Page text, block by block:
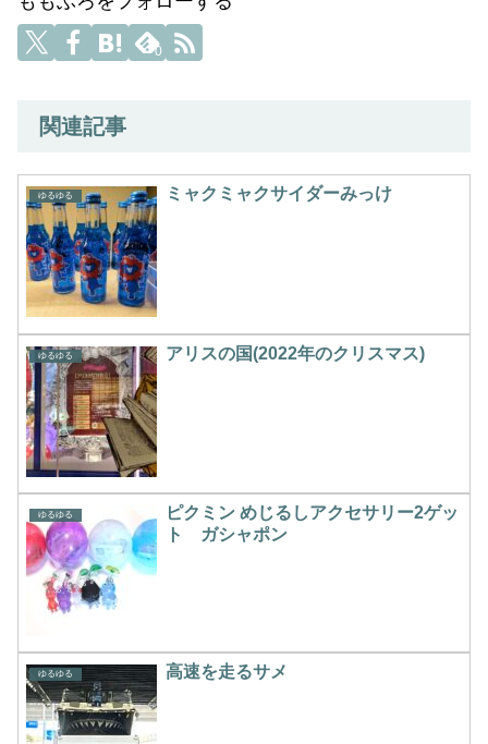
0
関連記事
ゆるゆる ミャクミャクサイダーみっけ
ゆるゆる アリスの国(2022年のクリスマス)
ゆるゆる
ピクミン めじるしアクセサリー2ゲッ
ト ガシャポン
ゆるゆる 高速を走るサメ